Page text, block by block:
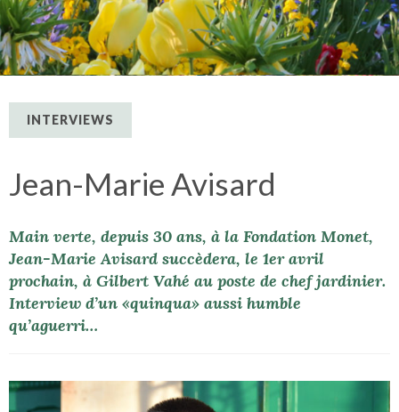
INTERVIEWS
Jean-Marie Avisard
Main verte, depuis 30 ans, à la Fondation Monet,
Jean-Marie Avisard succèdera, le 1er avril
prochain, à Gilbert Vahé au poste de chef jardinier.
Interview d’un «quinqua» aussi humble
qu’aguerri…